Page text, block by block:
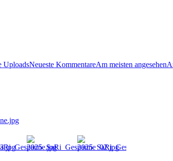
UploadsNeueste KommentareAm meisten angesehen